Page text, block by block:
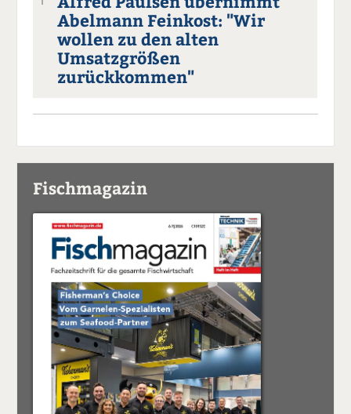
Abelmann Feinkost: "Wir
wollen zu den alten
Umsatzgrößen
zurückkommen"
Fischmagazin